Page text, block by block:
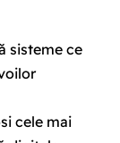
sisteme ce
cele mai